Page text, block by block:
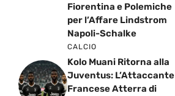
Fiorentina e Polemiche
per l’Affare Lindstrom
Napoli-Schalke
CALCIO
Kolo Muani Ritorna alla
Juventus: L’Attaccante
Francese Atterra di